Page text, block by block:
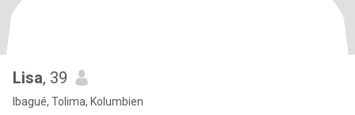
Lisa, 39
Ibagué, Tolima, Kolumbien